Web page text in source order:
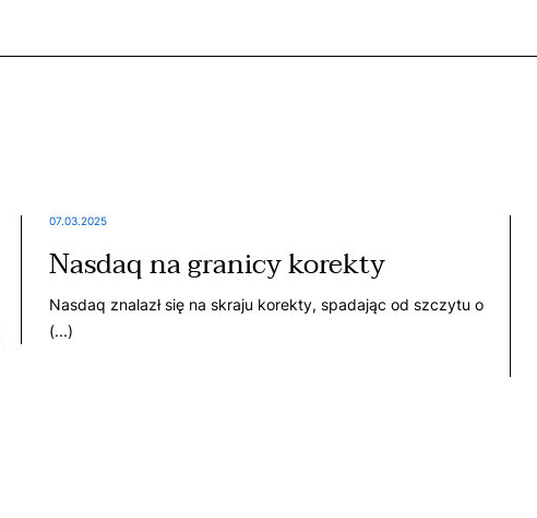
07.03.2025
Nasdaq na granicy korekty
Nasdaq znalazł się na skraju korekty, spadając od szczytu o
(...)